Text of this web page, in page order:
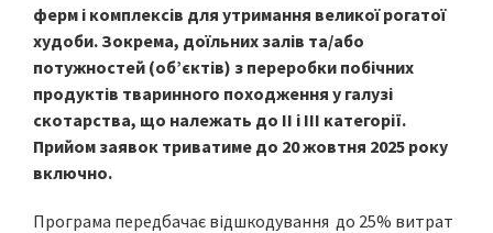
ферм і комплексів для утримання великої рогатої
худоби. Зокрема, доїльних залів та/або
потужностей (об’єктів) з переробки побічних
продуктів тваринного походження у галузі
скотарства, що належать до ІІ і ІІІ категорії.
Прийом заявок триватиме до 20 жовтня 2025 року
включно.
Програма передбачає відшкодування до 25% витрат